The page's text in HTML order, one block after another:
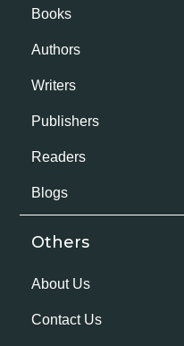
Books
Authors
Writers
Publishers
Readers
Blogs
Others
About Us
Contact Us